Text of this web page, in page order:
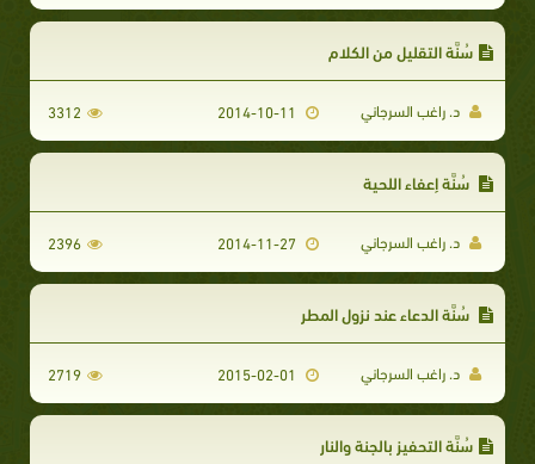
سُنَّة التقليل من الكلام
د. راغب السرجاني 3312
سُنَّة إعفاء اللحية
د. راغب السرجاني 2396
سُنَّة الدعاء عند نزول المطر
د. راغب السرجاني 2719
سُنَّة التحفيز بالجنة والنار